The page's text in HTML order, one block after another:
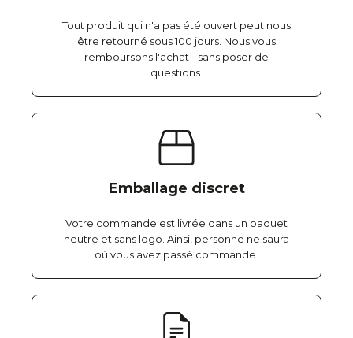
Tout produit qui n'a pas été ouvert peut nous
être retourné sous 100 jours. Nous vous
remboursons l'achat - sans poser de
questions.
Emballage discret
Votre commande est livrée dans un paquet
neutre et sans logo. Ainsi, personne ne saura
où vous avez passé commande.